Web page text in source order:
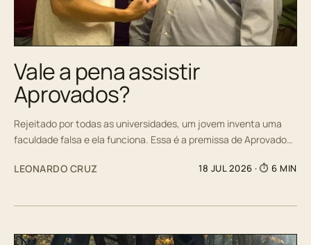
Vale a pena assistir
Aprovados?
Rejeitado por todas as universidades, um jovem inventa uma
faculdade falsa e ela funciona. Essa é a premissa de Aprovado…
LEONARDO CRUZ 18 JUL 2026 · ⏱ 6 MIN